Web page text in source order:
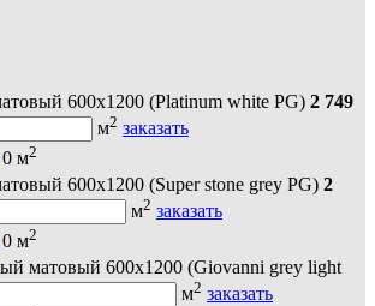
600х1200 (Platinum white PG) 2 749
м2 заказать
0 м2
600х1200 (Super stone grey PG) 2
м2 заказать
0 м2
матовый 600х1200 (Giovanni grey light
м2 заказать